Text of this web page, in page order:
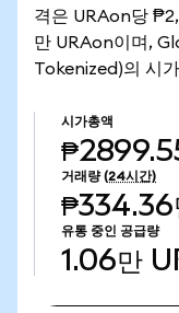
격은 URAon당
만 URAon이며,
Tokenized)의 시
시가총액
거래량 (24시간)
₱334.36
유통 중인 공급량
1.06만